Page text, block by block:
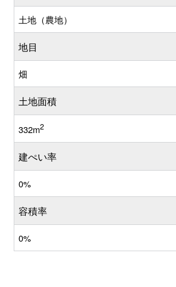
土地（農地）
地目
畑
土地面積
332m2
建ぺい率
0%
容積率
0%